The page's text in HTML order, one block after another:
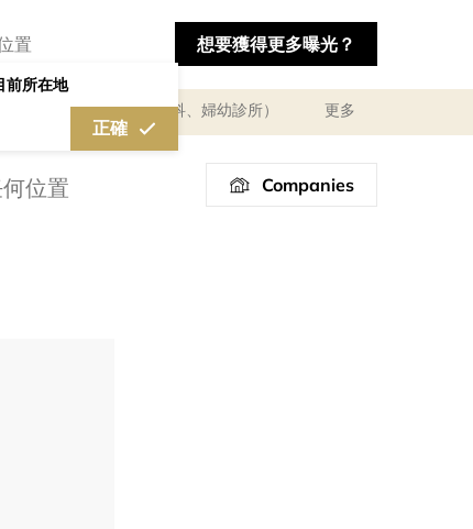
前所在地
正確
想要獲得更多曝光？
醫療診所（婦產科、婦幼診所） 更多
Companies